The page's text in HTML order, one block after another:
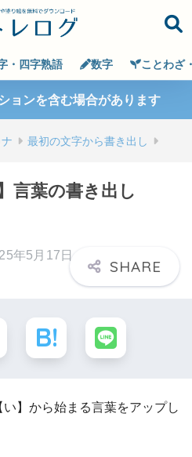
・四字熟語 数字 ことわざ
ョンを含む場合があります
最初の文字から書き出し
言葉の書き出し
年5月17日
】から始まる言葉をアップし